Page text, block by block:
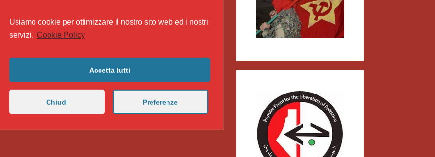
Usiamo cookie per ottimizzare il nostro sito web ed i nostri
servizi. Cookie Policy
Accetta tutti
Chiudi Preferenze